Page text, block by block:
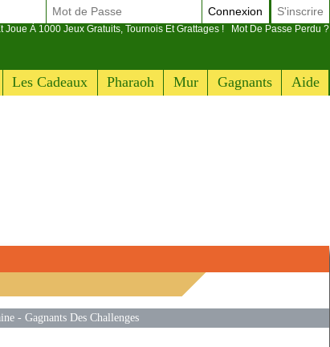
Les Cadeaux Pharaoh Mur Gagnants Aide
Connexion S'inscrire
Joue À 1000 Jeux Gratuits, Tournois Et Grattages ! Mot De Passe Perdu ?
- Gagnants Des Challenges